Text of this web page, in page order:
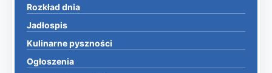
Rozkład dnia
Jadłospis
Kulinarne pyszności
Ogłoszenia